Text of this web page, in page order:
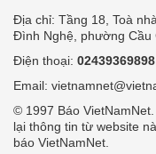
Địa chỉ: Tầng 18, Toà
Đình Nghệ, phường Cầu
Điện thoại: 02439369898
Email:
© 1997 Báo
lại thông tin từ website
báo VietNamNet.